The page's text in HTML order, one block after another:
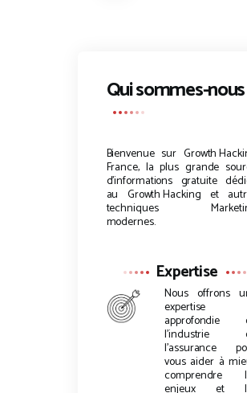
Qui sommes-nous
Bienvenue sur Growth
France, la plus grande
d’informations gratuite
au Growth Hacking et
techniques
modernes.
Expertise
Nous offrons
expertise
approfondie
l’industrie
l’assurance
vous aider à
comprendre